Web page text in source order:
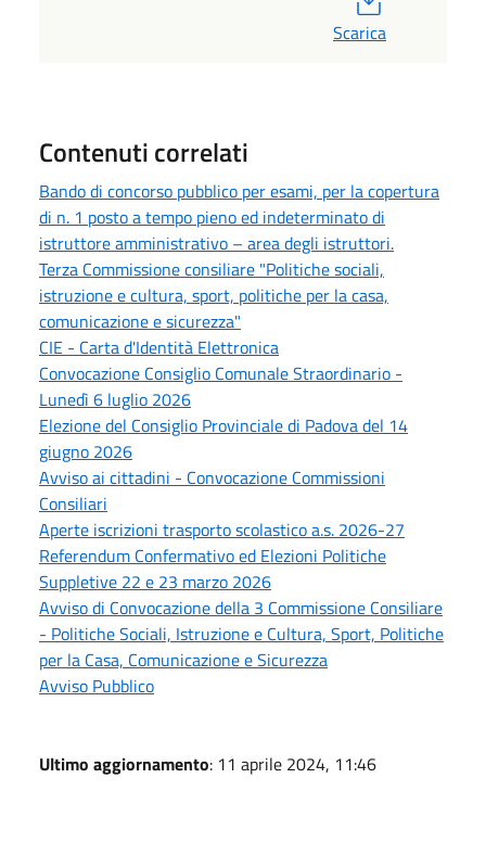
Scarica
Contenuti correlati
Bando di concorso pubblico per esami, per la copertura
di n. 1 posto a tempo pieno ed indeterminato di
istruttore amministrativo – area degli istruttori.
Terza Commissione consiliare "Politiche sociali,
istruzione e cultura, sport, politiche per la casa,
comunicazione e sicurezza"
CIE - Carta d'Identità Elettronica
Convocazione Consiglio Comunale Straordinario -
Lunedì 6 luglio 2026
Elezione del Consiglio Provinciale di Padova del 14
giugno 2026
Avviso ai cittadini - Convocazione Commissioni
Consiliari
Aperte iscrizioni trasporto scolastico a.s. 2026-27
Referendum Confermativo ed Elezioni Politiche
Suppletive 22 e 23 marzo 2026
Avviso di Convocazione della 3 Commissione Consiliare
- Politiche Sociali, Istruzione e Cultura, Sport, Politiche
per la Casa, Comunicazione e Sicurezza
Avviso Pubblico
Ultimo aggiornamento: 11 aprile 2024, 11:46